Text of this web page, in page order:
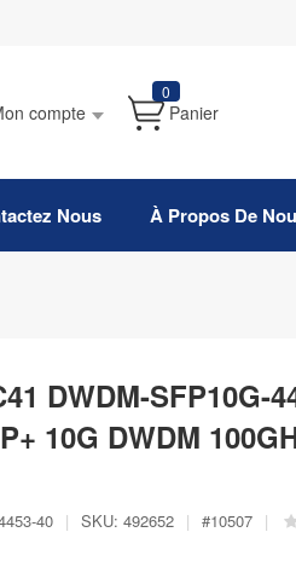
compte
0
Panier
Nous À Propos De
DWDM-SFP10G-
10G DWDM
40 | SKU: 492652 | #10507 |